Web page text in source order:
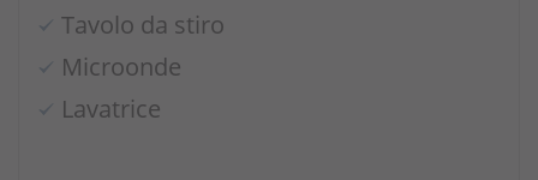
Tavolo da stiro
Microonde
Lavatrice